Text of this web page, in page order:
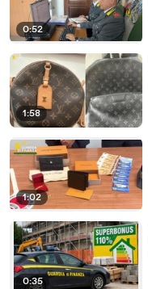
0:52
1:58
1:02
0:35